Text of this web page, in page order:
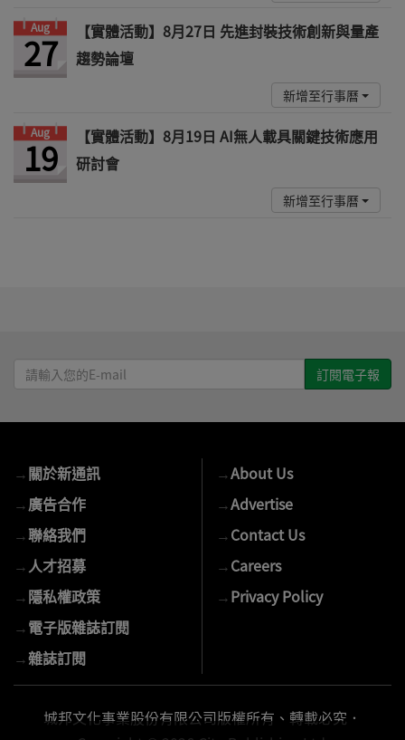
Aug
27
【實體活動】8月27日 先進封裝技術創新與量產
趨勢論壇
新增至行事曆
Aug
19
【實體活動】8月19日 AI無人載具關鍵技術應用
研討會
新增至行事曆
請
輸
E-
mail
→關於新通訊
→廣告合作
→聯絡我們
→ 人才招募
→隱私權政策
→電子版雜誌訂閱
→雜誌訂閱
→About Us
→Advertise
→Contact Us
→Careers
→Privacy Policy
城邦文化事業股份有限公司版權所有、轉載必究．